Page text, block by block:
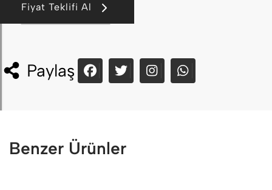
Fiyat Teklifi Al
Paylaş
Benzer Ürünler